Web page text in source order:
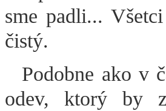
sme padli...
čistý.
Podobne ako v
odev, ktorý by